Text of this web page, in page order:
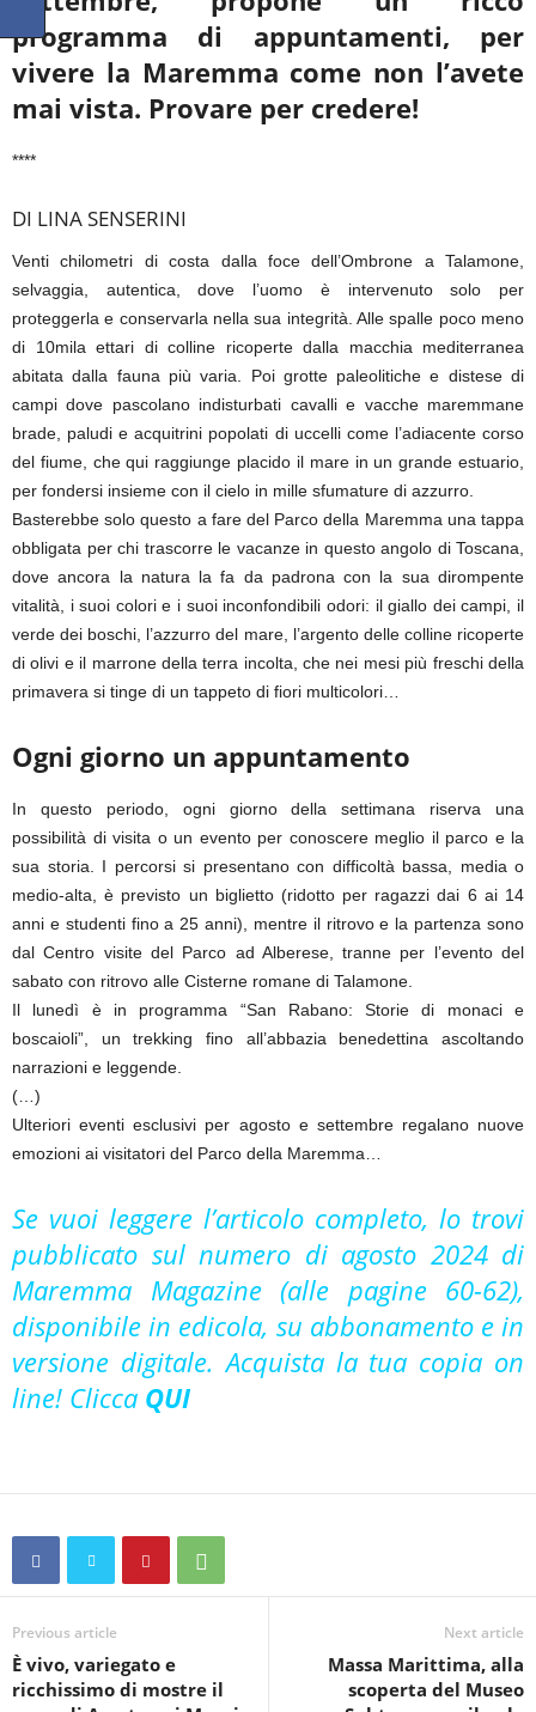
programma di appuntamenti, per
vivere la Maremma come non l’avete
mai vista. Provare per credere!
****
DI LINA SENSERINI
Venti chilometri di costa dalla foce dell’Ombrone a Talamone,
selvaggia, autentica, dove l’uomo è intervenuto solo per
proteggerla e conservarla nella sua integrità. Alle spalle poco meno
di 10mila ettari di colline ricoperte dalla macchia mediterranea
abitata dalla fauna più varia. Poi grotte paleolitiche e distese di
campi dove pascolano indisturbati cavalli e vacche maremmane
brade, paludi e acquitrini popolati di uccelli come l’adiacente corso
del fiume, che qui raggiunge placido il mare in un grande estuario,
per fondersi insieme con il cielo in mille sfumature di azzurro.
Basterebbe solo questo a fare del Parco della Maremma una tappa
obbligata per chi trascorre le vacanze in questo angolo di Toscana,
dove ancora la natura la fa da padrona con la sua dirompente
vitalità, i suoi colori e i suoi inconfondibili odori: il giallo dei campi, il
verde dei boschi, l’azzurro del mare, l’argento delle colline ricoperte
di olivi e il marrone della terra incolta, che nei mesi più freschi della
primavera si tinge di un tappeto di fiori multicolori…
Ogni giorno un appuntamento
In questo periodo, ogni giorno della settimana riserva una
possibilità di visita o un evento per conoscere meglio il parco e la
sua storia. I percorsi si presentano con difficoltà bassa, media o
medio-alta, è previsto un biglietto (ridotto per ragazzi dai 6 ai 14
anni e studenti fino a 25 anni), mentre il ritrovo e la partenza sono
dal Centro visite del Parco ad Alberese, tranne per l’evento del
sabato con ritrovo alle Cisterne romane di Talamone.
Il lunedì è in programma “San Rabano: Storie di monaci e
boscaioli”, un trekking fino all’abbazia benedettina ascoltando
narrazioni e leggende.
(…)
Ulteriori eventi esclusivi per agosto e settembre regalano nuove
emozioni ai visitatori del Parco della Maremma…
Se vuoi leggere l’articolo completo, lo trovi
pubblicato sul numero di agosto 2024 di
Maremma Magazine (alle pagine 60-62),
disponibile in edicola, su abbonamento e in
versione digitale. Acquista la tua copia on
line! Clicca QUI
Previous article
È vivo, variegato e
ricchissimo di mostre il
Next article
Massa Marittima, alla
scoperta del Museo